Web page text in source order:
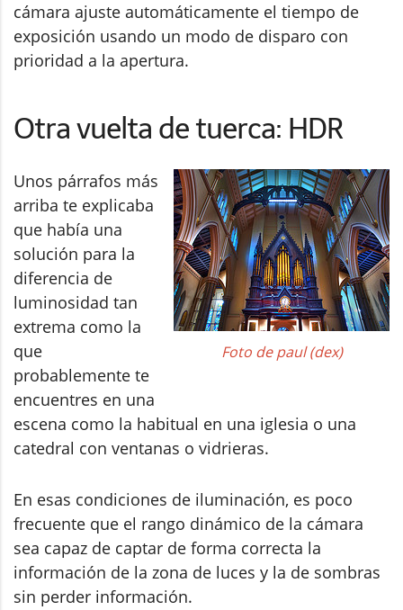
cámara ajuste automáticamente el tiempo de
exposición usando un modo de disparo con
prioridad a la apertura.
Otra vuelta de tuerca: HDR
Foto de paul (dex)
Unos párrafos más
arriba te explicaba
que había una
solución para la
diferencia de
luminosidad tan
extrema como la
que
probablemente te
encuentres en una
escena como la habitual en una iglesia o una
catedral con ventanas o vidrieras.
En esas condiciones de iluminación, es poco
frecuente que el rango dinámico de la cámara
sea capaz de captar de forma correcta la
información de la zona de luces y la de sombras
sin perder información.